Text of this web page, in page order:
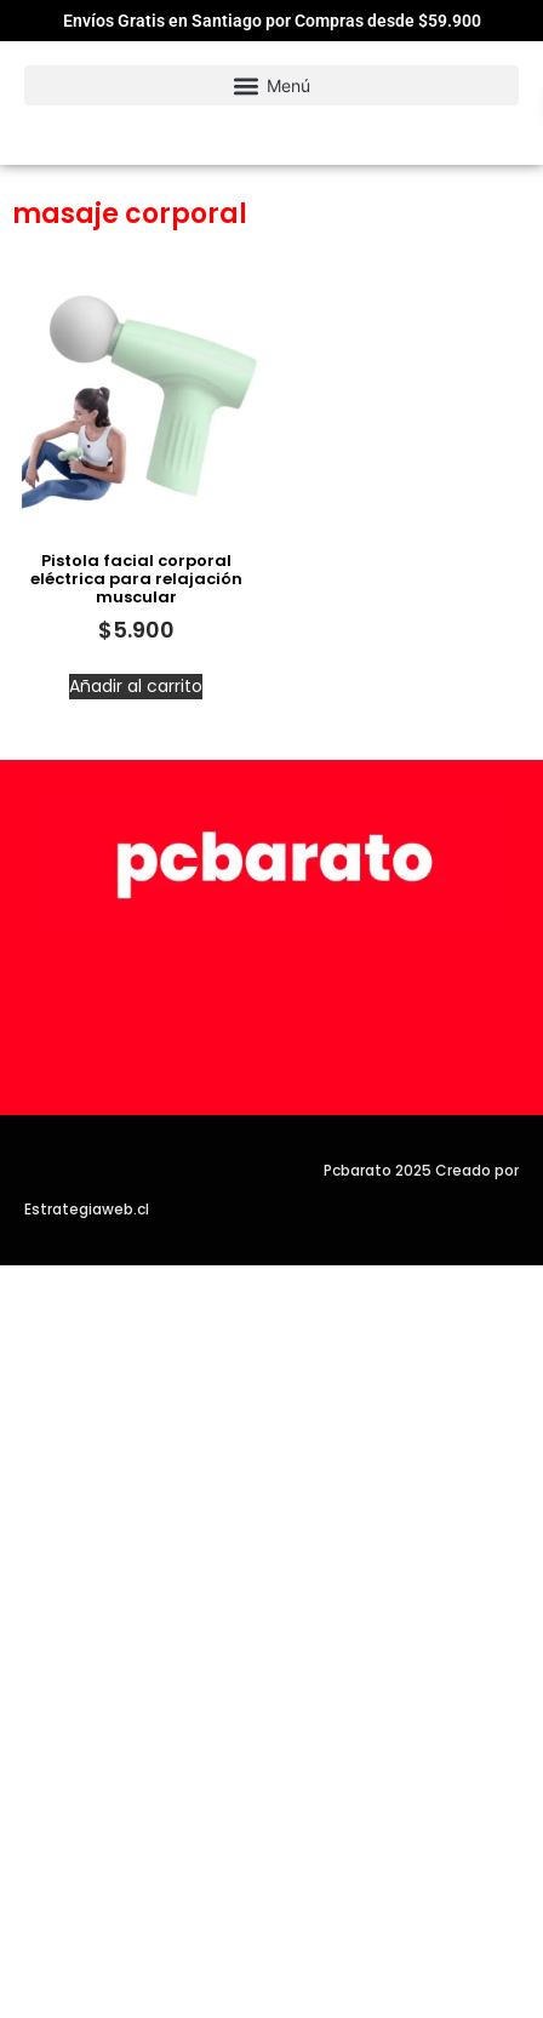
Envíos Gratis en Santiago por Compras desde $59.900
masaje corporal
Pistola facial corporal
eléctrica para relajación
muscular
$5.900
Añadir al carrito
Pcbarato 2025 Creado por
Estrategiaweb.cl